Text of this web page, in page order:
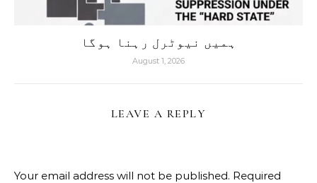
ہمیں نیوٹرل رہنا ہوگا
August 1, 2026
LEAVE A REPLY
Your email address will not be published. Required